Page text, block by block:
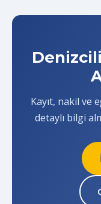
Kayıt, nakil ve
detaylı bilgi